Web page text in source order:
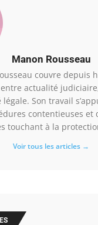
Manon Rousseau
couvre depuis
actualité
Son travail
contentieuses et
touchant à la
Voir tous les articles →